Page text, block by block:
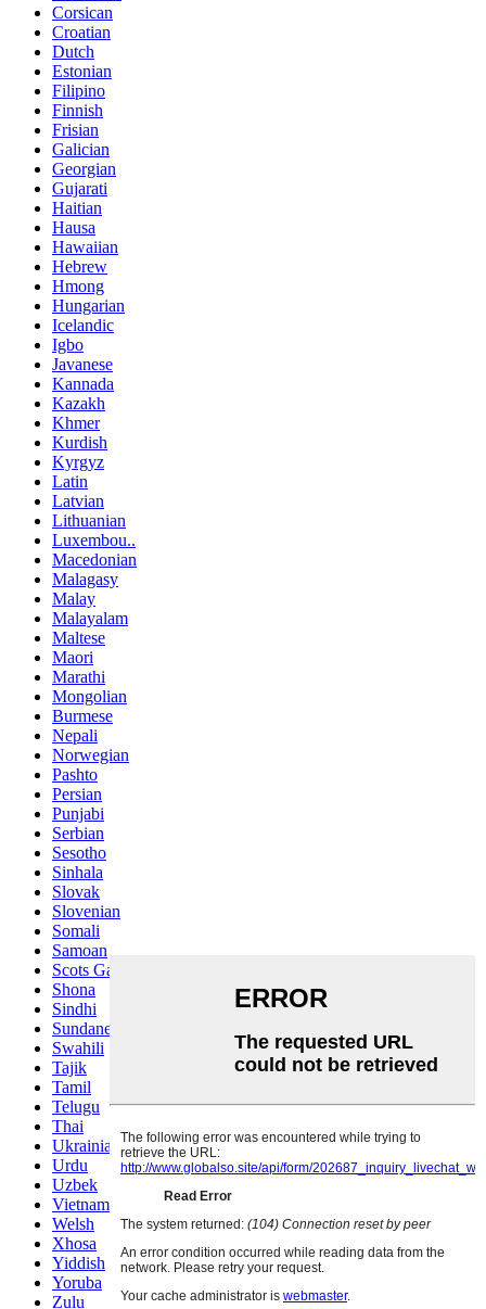
Corsican
Croatian
Dutch
Estonian
Filipino
Finnish
Frisian
Galician
Georgian
Gujarati
Haitian
Hausa
Hawaiian
Hebrew
Hmong
Hungarian
Icelandic
Igbo
Javanese
Kannada
Kazakh
Khmer
Kurdish
Kyrgyz
Latin
Latvian
Lithuanian
Luxembou..
Macedonian
Malagasy
Malay
Malayalam
Maltese
Maori
Marathi
Mongolian
Burmese
Nepali
Norwegian
Pashto
Persian
Punjabi
Serbian
Sesotho
Sinhala
Slovak
Slovenian
Somali
Samoan
Scots Gaelic
Shona
Sindhi
Sundanese
Swahili
Tajik
Tamil
Telugu
Thai
Ukrainian
Urdu
Uzbek
Vietnamese
Welsh
Xhosa
Yiddish
Yoruba
Zulu